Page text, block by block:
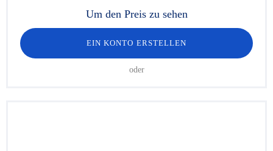
Um den Preis zu sehen
EIN KONTO ERSTELLEN
oder